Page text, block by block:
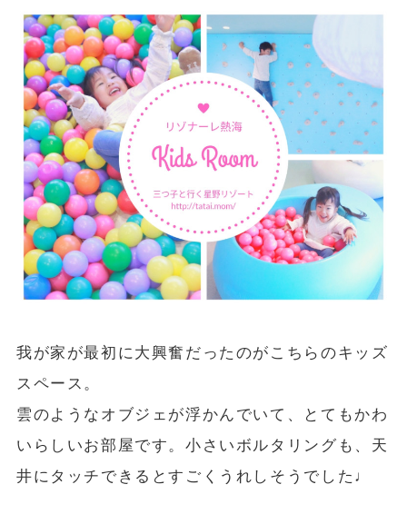
我が家が最初に大興奮だったのがこちらのキッズ
スペース。
雲のようなオブジェが浮かんでいて、とてもかわ
いらしいお部屋です。小さいボルタリングも、天
井にタッチできるとすごくうれしそうでした♩